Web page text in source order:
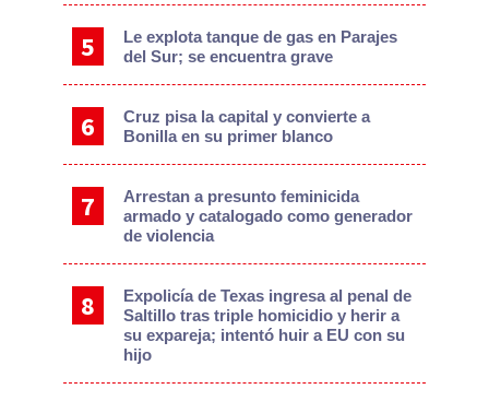
Le explota tanque de gas en Parajes
del Sur; se encuentra grave
Cruz pisa la capital y convierte a
Bonilla en su primer blanco
Arrestan a presunto feminicida
armado y catalogado como generador
de violencia
Expolicía de Texas ingresa al penal de
Saltillo tras triple homicidio y herir a
su expareja; intentó huir a EU con su
hijo